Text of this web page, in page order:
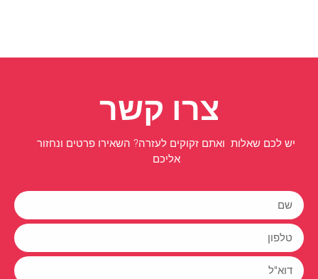
צרו קשר
יש לכם שאלות ואתם זקוקים לעזרה? השאירו פרטים ונחזור
אליכם